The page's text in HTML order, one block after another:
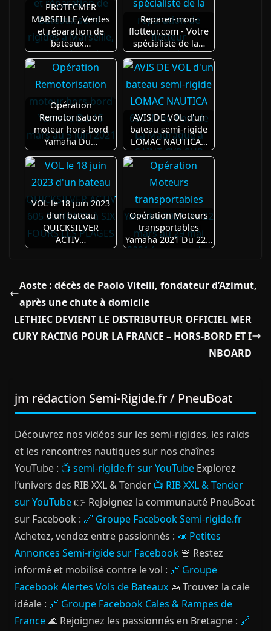
PROTECMER
MARSEILLE, Ventes
et réparation de
bateaux…
Reparer-mon-
flotteur.com - Votre
spécialiste de la…
Opération
Remotorisation
moteur hors-bord
Yamaha Du…
AVIS DE VOL d'un
bateau semi-rigide
LOMAC NAUTICA…
VOL le 18 juin 2023
d'un bateau
QUICKSILVER
ACTIV…
Opération Moteurs
transportables
Yamaha 2021 Du 22…
Aoste : décès de Paolo Vitelli, fondateur d’Azimut,
après une chute à domicile
LETHIEC DEVIENT LE DISTRIBUTEUR OFFICIEL MER
CURY RACING POUR LA FRANCE – HORS-BORD ET I
NBOARD
jm rédaction Semi-Rigide.fr / PneuBoat
Découvrez nos vidéos sur les semi-rigides, les raids
et les rencontres nautiques sur nos chaînes
YouTube : 📺 semi-rigide.fr sur YouTube Explorez
l’univers des RIB XXL & Tender 📺 RIB XXL & Tender
sur YouTube👉 Rejoignez la communauté PneuBoat
sur Facebook : 🔗 Groupe Facebook Semi-rigide.fr
Achetez, vendez entre passionnés : 📣 Petites
Annonces Semi-rigide sur Facebook 🚨 Restez
informé et mobilisé contre le vol : 🔗 Groupe
Facebook Alertes Vols de Bateaux 🚤 Trouvez la cale
idéale : 🔗 Groupe Facebook Cales & Rampes de
France🌊 Rejoignez les passionnés en Bretagne : 🔗